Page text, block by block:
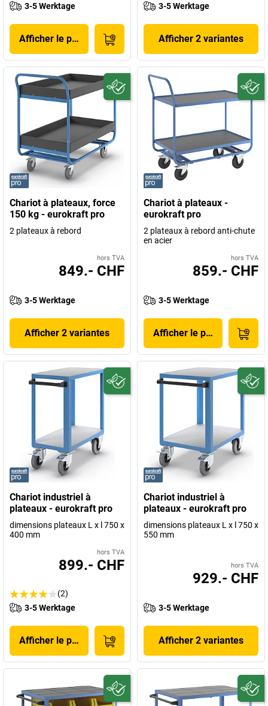
3-5 Werktage
Afficher le produit
3-5 Werktage
Afficher 2 variantes
Chariot à plateaux, force
150 kg - eurokraft pro
2 plateaux à rebord
hors TVA
849.- CHF
3-5 Werktage
Afficher 2 variantes
Chariot à plateaux -
eurokraft pro
2 plateaux à rebord anti-chute
en acier
hors TVA
859.- CHF
3-5 Werktage
Afficher le produit
Chariot industriel à
plateaux - eurokraft pro
dimensions plateaux L x l 750 x
400 mm
hors TVA
899.- CHF
(2)
3-5 Werktage
Afficher le produit
Chariot industriel à
plateaux - eurokraft pro
dimensions plateaux L x l 750 x
550 mm
hors TVA
929.- CHF
3-5 Werktage
Afficher 2 variantes